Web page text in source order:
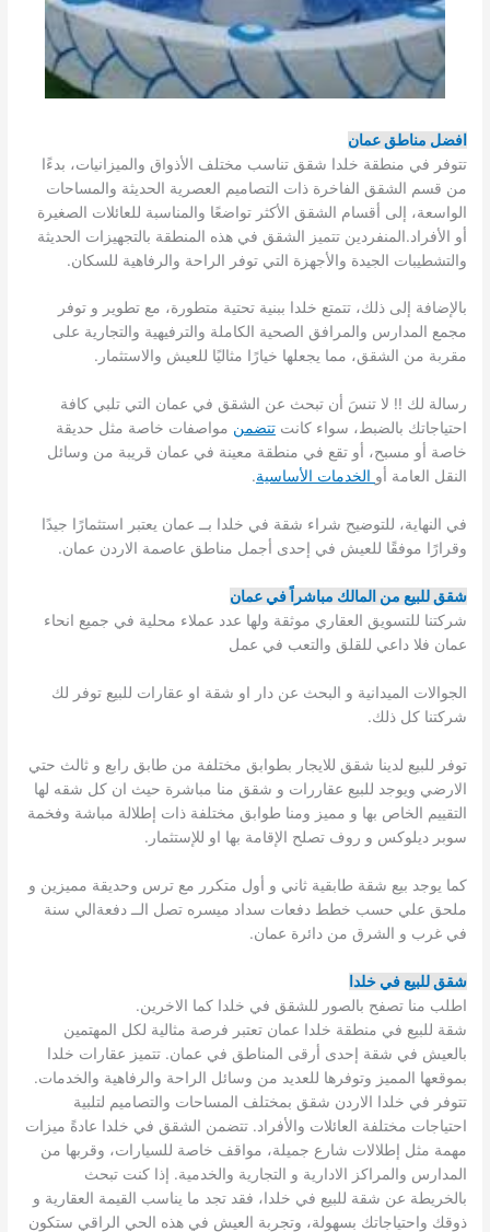
افضل مناطق عمان
تتوفر في منطقة خلدا شقق تناسب مختلف الأذواق والميزانيات، بدءًا
من قسم الشقق الفاخرة ذات التصاميم العصرية الحديثة والمساحات
الواسعة، إلى أقسام الشقق الأكثر تواضعًا والمناسبة للعائلات الصغيرة
أو الأفراد.المنفردين تتميز الشقق في هذه المنطقة بالتجهيزات الحديثة
والتشطيبات الجيدة والأجهزة التي توفر الراحة والرفاهية للسكان.
بالإضافة إلى ذلك، تتمتع خلدا ببنية تحتية متطورة، مع تطوير و توفر
مجمع المدارس والمرافق الصحية الكاملة والترفيهية والتجارية على
مقربة من الشقق، مما يجعلها خيارًا مثاليًا للعيش والاستثمار.
رسالة لك !! لا تنسَ أن تبحث عن الشقق في عمان التي تلبي كافة
احتياجاتك بالضبط، سواء كانتتتضمن مواصفات خاصة مثل حديقة
خاصة أو مسبح، أو تقع في منطقة معينة في عمان قريبة من وسائل
النقل العامة أو الخدمات الأساسية.
في النهاية، للتوضيح شراء شقة في خلدا بــ عمان يعتبر استثمارًا جيدًا
وقرارًا موفقًا للعيش في إحدى أجمل مناطق عاصمة الاردن عمان.
شقق للبيع من المالك مباشراً في عمان
شركتنا للتسويق العقاري موثقة ولها عدد عملاء محلية في جميع انحاء
عمان فلا داعي للقلق والتعب في عمل
الجوالات الميدانية و البحث عن دار او شقة او عقارات للبيع توفر لك
شركتنا كل ذلك.
توفر للبيع لدينا شقق للايجار بطوابق مختلفة من طابق رابع و ثالث حتي
الارضي ويوجد للبيع عقاررات و شقق منا مباشرة حيث ان كل شقه لها
التقييم الخاص بها و مميز ومنا طوابق مختلفة ذات إطلالة مباشة وفخمة
سوبر ديلوكس و روف تصلح الإقامة بها او للإستثمار.
كما يوجد بيع شقة طابقية ثاني و أول متكرر مع ترس وحديقة مميزين و
ملحق علي حسب خطط دفعات سداد ميسره تصل الــ دفعةالي سنة
في غرب و الشرق من دائرة عمان.
شقق للبيع في خلدا
اطلب منا تصفح بالصور للشقق في خلدا كما الاخرين.
شقة للبيع في منطقة خلدا عمان تعتبر فرصة مثالية لكل المهتمين
بالعيش في شقة إحدى أرقى المناطق في عمان. تتميز عقارات خلدا
بموقعها المميز وتوفرها للعديد من وسائل الراحة والرفاهية والخدمات.
تتوفر في خلدا الاردن شقق بمختلف المساحات والتصاميم لتلبية
احتياجات مختلفة العائلات والأفراد. تتضمن الشقق في خلدا عادةً ميزات
مهمة مثل إطلالات شارع جميلة، مواقف خاصة للسيارات، وقربها من
المدارس والمراكز الادارية و التجارية والخدمية. إذا كنت تبحث
بالخريطة عن شقة للبيع في خلدا، فقد تجد ما يناسب القيمة العقارية و
ذوقك واحتياجاتك بسهولة، وتجربة العيش في هذه الحي الراقي ستكون